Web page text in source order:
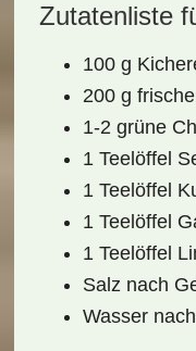
Zutatenliste
100 g
200 g
1-2 grüne
1 Teelöffel
1 Teelöffel
1 Teelöffel
1 Teelöffel
Salz nach
Wasser